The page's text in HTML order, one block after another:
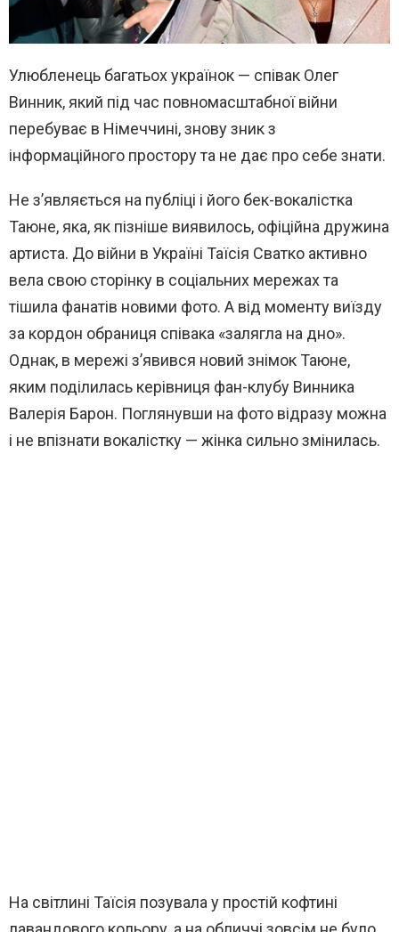
Улюбленець багатьох українок — співак Олег
Винник, який під час повномасштабної війни
перебуває в Німеччині, знову зник з
інформаційного простору та не дає про себе знати.
Не з’являється на публіці і його бек-вокалістка
Таюне, яка, як пізніше виявилось, офіційна дружина
артиста. До війни в Україні Таїсія Сватко активно
вела свою сторінку в соціальних мережах та
тішила фанатів новими фото. А від моменту виїзду
за кордон обраниця співака «залягла на дно».
Однак, в мережі з’явився новий знімок Таюне,
яким поділилась керівниця фан-клубу Винника
Валерія Барон. Поглянувши на фото відразу можна
і не впізнати вокалістку — жінка сильно змінилась.
На світлині Таїсія позувала у простій кофтині